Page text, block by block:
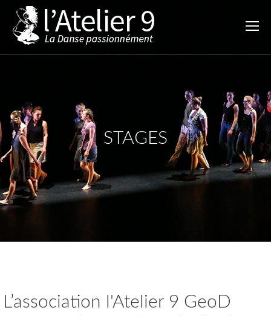
STAGES
L’association l'Atelier 9 GeoD